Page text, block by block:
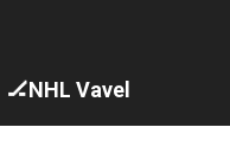
en el Grand Slam Mexico
🏒NHL Vavel